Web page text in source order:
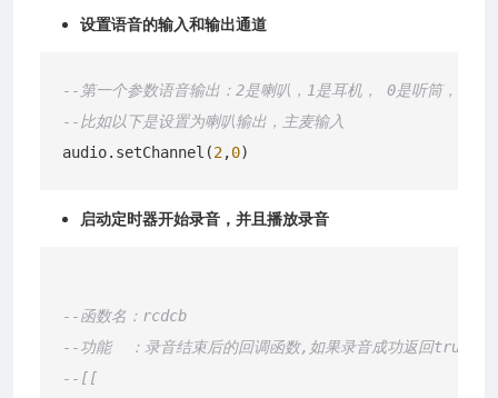
设置语音的输入和输出通道
--第一个参数语音输出：2是喇叭，1是耳机， 0是听筒，第二
--比如以下是设置为喇叭输出，主麦输入
audio.setChannel(2,0
启动定时器开始录音，并且播放录音
--函数名：rcdcb
--功能  ：录音结束后的回调函数,如果录音成功返回true和
--[[